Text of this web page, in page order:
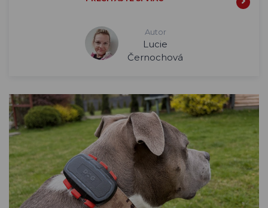
Autor
Lucie
Černochová